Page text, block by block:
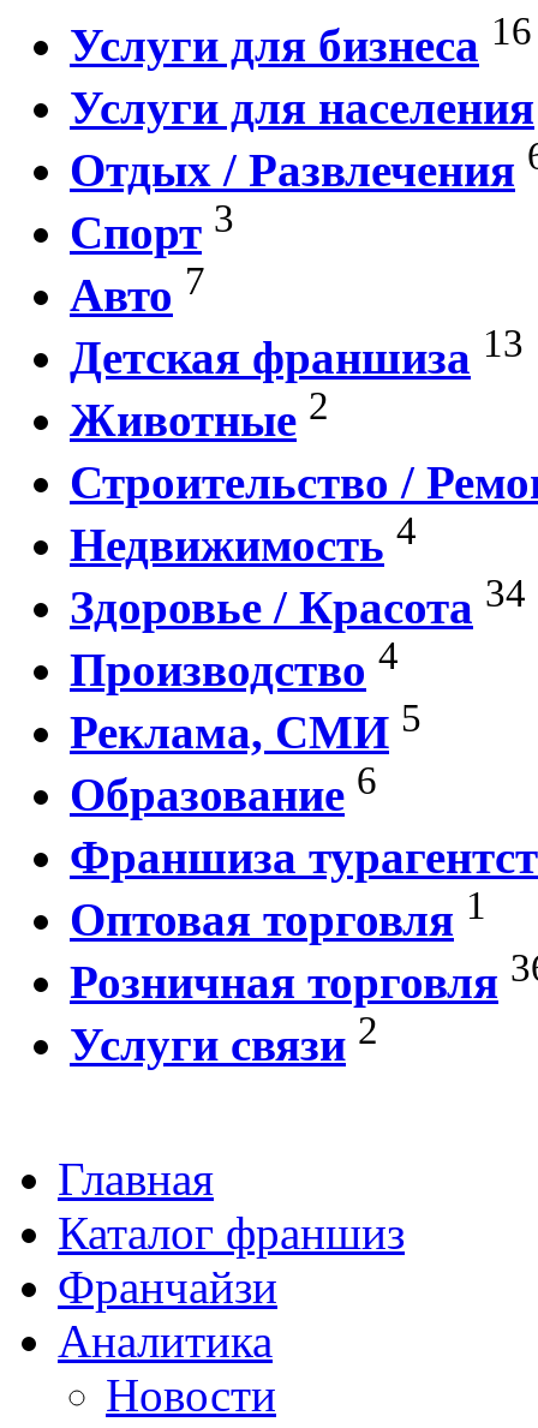
Услуги для бизнеса 16
Услуги для населения
Отдых / Развлечения
Спорт 3
Авто 7
Детская франшиза 13
Животные 2
Строительство /
Недвижимость 4
Здоровье / Красота 34
Производство 4
Реклама, СМИ 5
Образование 6
Франшиза
Оптовая торговля 1
Розничная торговля
Услуги связи 2
Главная
Каталог франшиз
Франчайзи
Аналитика
Новости